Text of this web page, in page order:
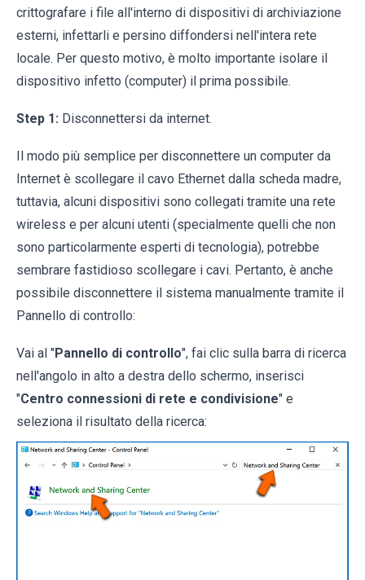
crittografare i file all'interno di dispositivi di archiviazione
esterni, infettarli e persino diffondersi nell'intera rete
locale. Per questo motivo, è molto importante isolare il
dispositivo infetto (computer) il prima possibile.
Step 1: Disconnettersi da internet.
Il modo più semplice per disconnettere un computer da
Internet è scollegare il cavo Ethernet dalla scheda madre,
tuttavia, alcuni dispositivi sono collegati tramite una rete
wireless e per alcuni utenti (specialmente quelli che non
sono particolarmente esperti di tecnologia), potrebbe
sembrare fastidioso scollegare i cavi. Pertanto, è anche
possibile disconnettere il sistema manualmente tramite il
Pannello di controllo:
Vai al "Pannello di controllo", fai clic sulla barra di ricerca
nell'angolo in alto a destra dello schermo, inserisci
"Centro connessioni di rete e condivisione" e
seleziona il risultato della ricerca: